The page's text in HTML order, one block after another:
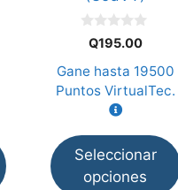
5
Q195.00
Gane hasta 19500
Puntos VirtualTec.
Seleccionar
opciones
elegir
página